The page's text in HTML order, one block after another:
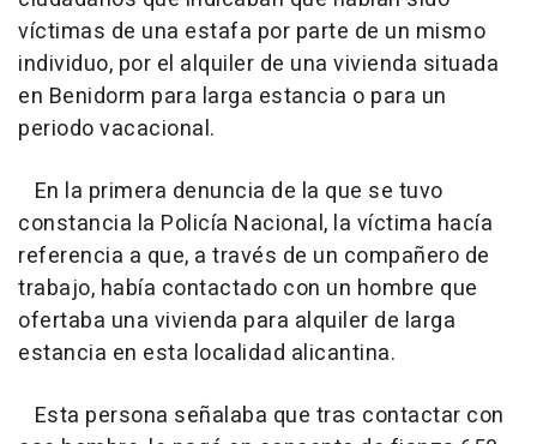
víctimas de una estafa por parte de un mismo
individuo, por el alquiler de una vivienda situada
en Benidorm para larga estancia o para un
periodo vacacional.
En la primera denuncia de la que se tuvo
constancia la Policía Nacional, la víctima hacía
referencia a que, a través de un compañero de
trabajo, había contactado con un hombre que
ofertaba una vivienda para alquiler de larga
estancia en esta localidad alicantina.
Esta persona señalaba que tras contactar con